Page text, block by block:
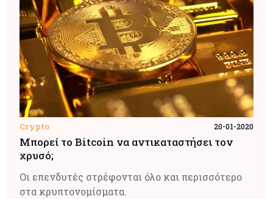
Crypto 20-01-2020
Μπορεί το Bitcoin να αντικαταστήσει τον
χρυσό;
Οι επενδυτές στρέφονται όλο και περισσότερο
στα κρυπτονομίσματα.